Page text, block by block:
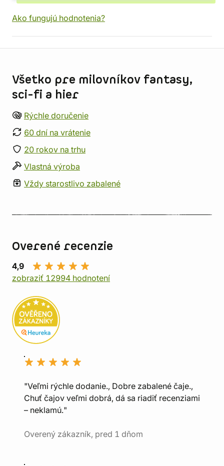
Ako fungujú hodnotenia?
Všetko pre milovníkov fantasy,
sci-fi a hier
Rýchle doručenie
60 dní na vrátenie
20 rokov na trhu
Vlastná výroba
Vždy starostlivo zabalené
Overené recenzie
4,9
zobraziť 12994 hodnotení
"Veľmi rýchle dodanie., Dobre zabalené čaje.,
Chuť čajov veľmi dobrá, dá sa riadiť recenziami
– neklamú."
Overený zákazník, pred 1 dňom